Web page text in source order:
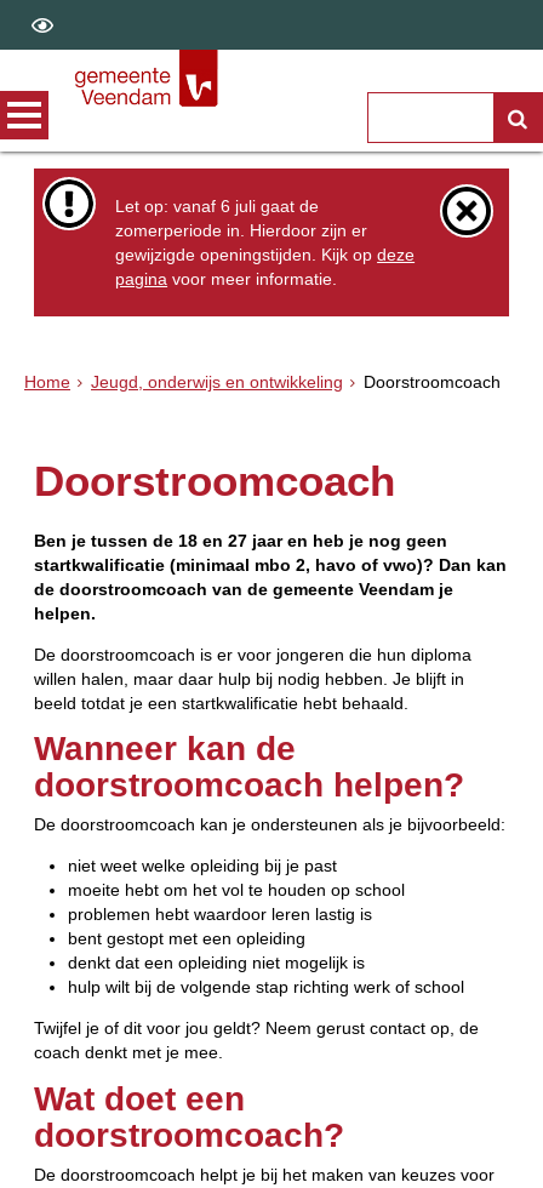
Let op: vanaf 6 juli gaat de
zomerperiode in. Hierdoor zijn er
gewijzigde openingstijden. Kijk opdeze
pagina voor meer informatie.
Home Jeugd, onderwijs en ontwikkeling Doorstroomcoach
Doorstroomcoach
Ben je tussen de 18 en 27 jaar en heb je nog geen
startkwalificatie (minimaal mbo 2, havo of vwo)? Dan kan
de doorstroomcoach van de gemeente Veendam je
helpen.
De doorstroomcoach is er voor jongeren die hun diploma
willen halen, maar daar hulp bij nodig hebben. Je blijft in
beeld totdat je een startkwalificatie hebt behaald.
Wanneer kan de
doorstroomcoach helpen?
De doorstroomcoach kan je ondersteunen als je bijvoorbeeld:
niet weet welke opleiding bij je past
moeite hebt om het vol te houden op school
problemen hebt waardoor leren lastig is
bent gestopt met een opleiding
denkt dat een opleiding niet mogelijk is
hulp wilt bij de volgende stap richting werk of school
Twijfel je of dit voor jou geldt? Neem gerust contact op, de
coach denkt met je mee.
Wat doet een
doorstroomcoach?
De doorstroomcoach helpt je bij het maken van keuzes voor